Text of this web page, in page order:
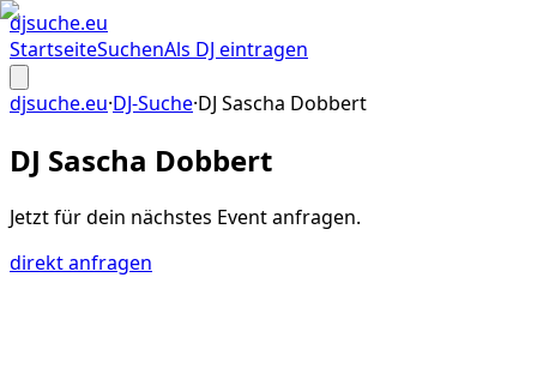
djsuche.eu
StartseiteSuchenAls DJ eintragen
djsuche.eu·DJ-Suche·DJ Sascha Dobbert
DJ Sascha Dobbert
Jetzt für dein nächstes Eventanfragen.
direkt anfragen